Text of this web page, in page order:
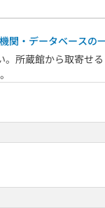
関・データベースの
所蔵館から取寄せ